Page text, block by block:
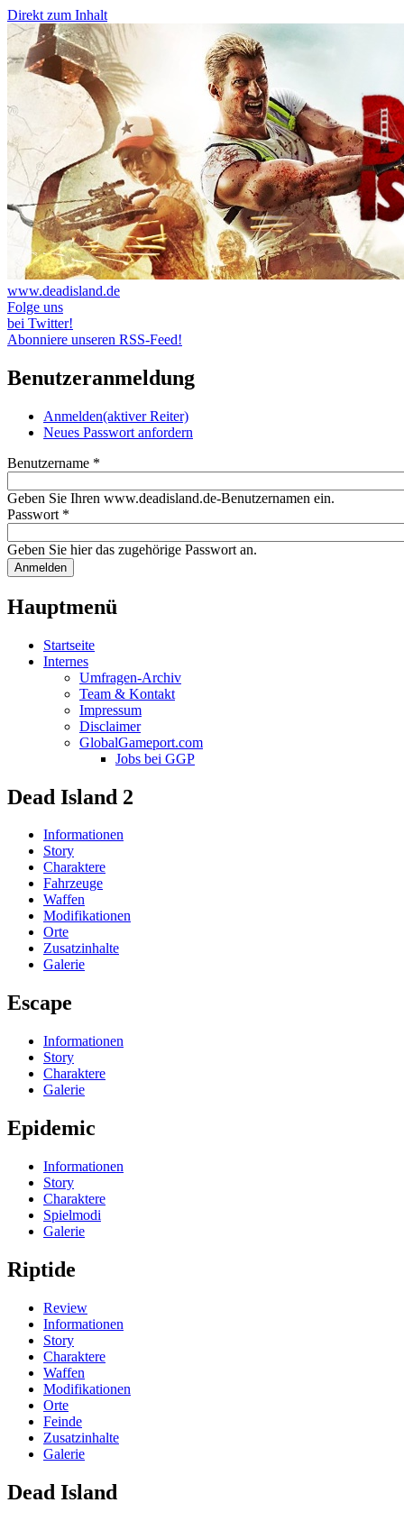
Direkt zum Inhalt
www.deadisland.de
Folge uns
bei Twitter!
Abonniere unseren RSS-Feed!
Benutzeranmeldung
Anmelden(aktiver Reiter)
Neues Passwort anfordern
Benutzername *
Geben Sie Ihren www.deadisland.de-Benutzernamen ein.
Passwort *
Geben Sie hier das zugehörige Passwort an.
Hauptmenü
Startseite
Internes
Umfragen-Archiv
Team & Kontakt
Impressum
Disclaimer
GlobalGameport.com
Jobs bei GGP
Dead Island 2
Informationen
Story
Charaktere
Fahrzeuge
Waffen
Modifikationen
Orte
Zusatzinhalte
Galerie
Escape
Informationen
Story
Charaktere
Galerie
Epidemic
Informationen
Story
Charaktere
Spielmodi
Galerie
Riptide
Review
Informationen
Story
Charaktere
Waffen
Modifikationen
Orte
Feinde
Zusatzinhalte
Galerie
Dead Island